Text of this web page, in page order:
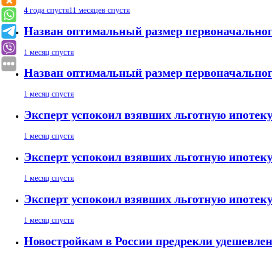
4 года спустя11 месяцев спустя
Назван оптимальный размер
1 месяц спустя
Назван оптимальный размер
1 месяц спустя
Эксперт успокоил взявших льготную
1 месяц спустя
Эксперт успокоил взявших льготную
1 месяц спустя
Эксперт успокоил взявших льготную
1 месяц спустя
Новостройкам в России предрекли